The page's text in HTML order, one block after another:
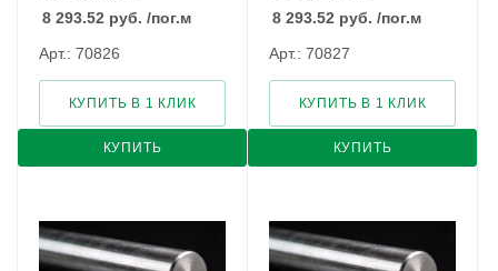
8 293.52 руб. /пог.м
Арт.: 70826
КУПИТЬ
КУПИТЬ В 1 КЛИК
8 293.52 руб. /пог.м
Арт.: 70827
КУПИТЬ
КУПИТЬ В 1 КЛИК